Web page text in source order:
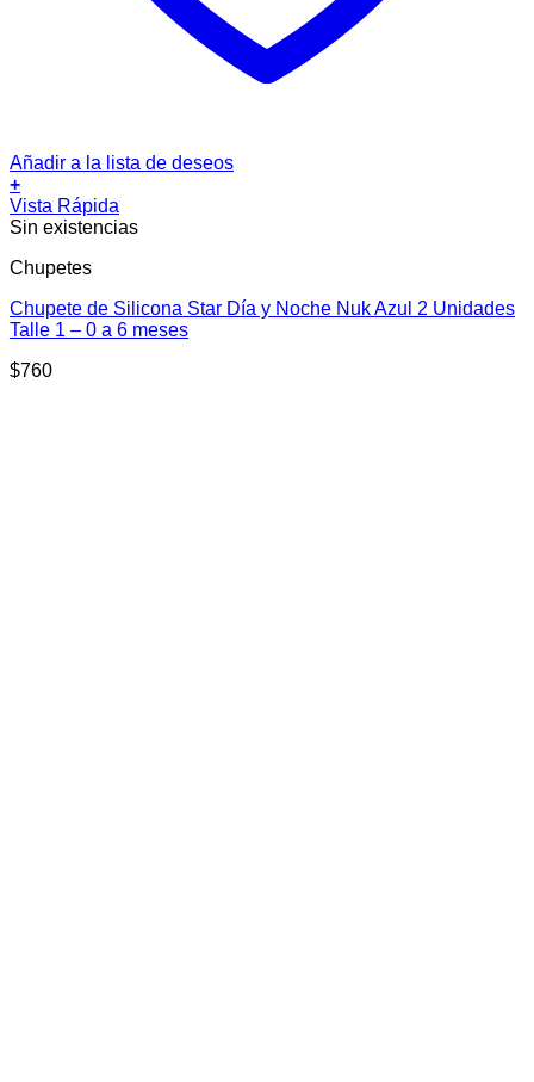
Añadir a la lista de deseos
+
Vista Rápida
Sin existencias
Chupetes
Chupete de Silicona Star Día y Noche Nuk Azul 2 Unidades
Talle 1 – 0 a 6 meses
$760